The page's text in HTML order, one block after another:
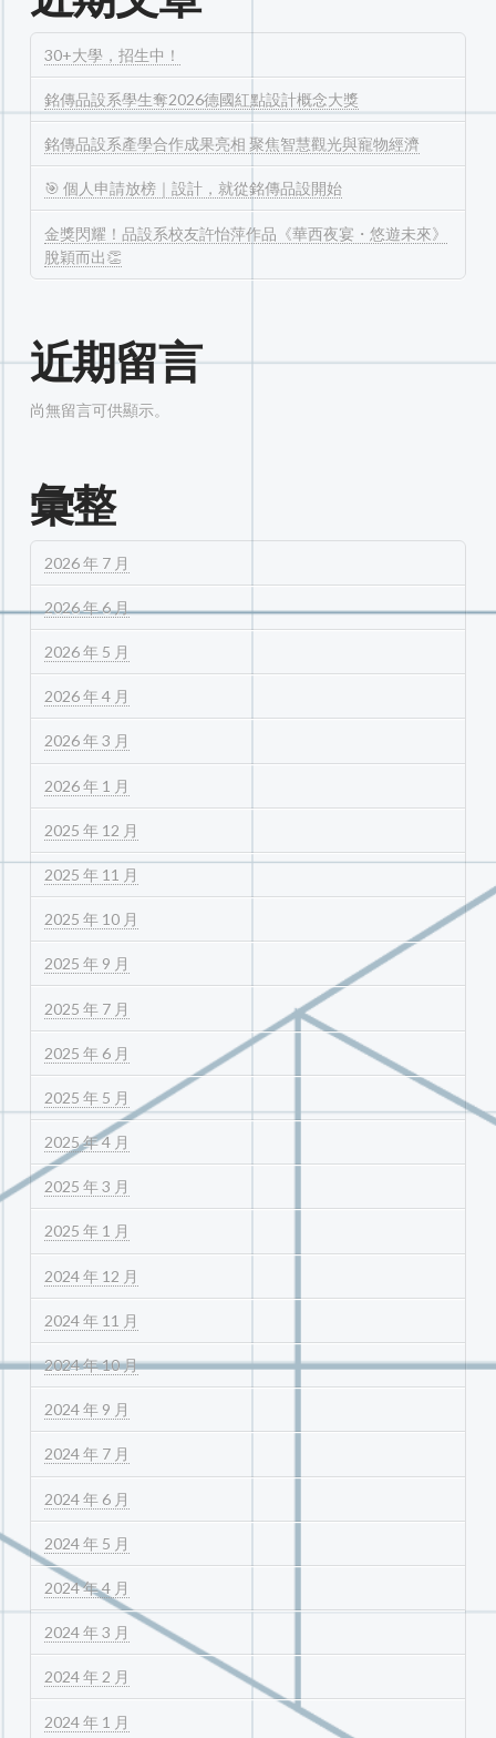
30+大學，招生中！
銘傳品設系學生奪2026德國紅點設計概念大獎
銘傳品設系產學合作成果亮相 聚焦智慧觀光與寵物經濟
🎯 個人申請放榜｜設計，就從銘傳品設開始
金獎閃耀！品設系校友許怡萍作品《華西夜宴・悠遊未來》
脫穎而出👏
近期留言
尚無留言可供顯示。
彙整
2026 年 7 月
2026 年 6 月
2026 年 5 月
2026 年 4 月
2026 年 3 月
2026 年 1 月
2025 年 12 月
2025 年 11 月
2025 年 10 月
2025 年 9 月
2025 年 7 月
2025 年 6 月
2025 年 5 月
2025 年 4 月
2025 年 3 月
2025 年 1 月
2024 年 12 月
2024 年 11 月
2024 年 10 月
2024 年 9 月
2024 年 7 月
2024 年 6 月
2024 年 5 月
2024 年 4 月
2024 年 3 月
2024 年 2 月
2024 年 1 月